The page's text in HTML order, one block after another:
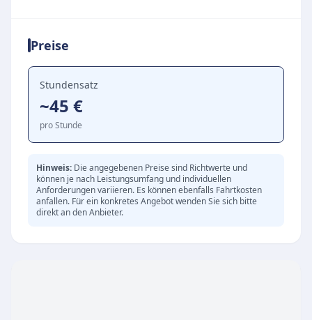
sind.
Unterstützung bei der Hauswirtschaft und
Reinigung
Betreuung und Begleitung im Alltag
Hilfe bei alltäglichen Verrichtungen und
Erledigungen
Flexible Einsätze nach Absprache, gern auch
stundenweise
Details zur Tagespflege und Betreuung
Tagespflegeanbieter, sondern bietet vor allem
Preise
Stundensatz
~45 €
pro Stunde
Hinweis: Die angegebenen Preise sind Richtwerte und
können je nach Leistungsumfang und individuellen
Anforderungen variieren. Es können ebenfalls Fahrtkosten
anfallen. Für ein konkretes Angebot wenden Sie sich bitte
direkt an den Anbieter.